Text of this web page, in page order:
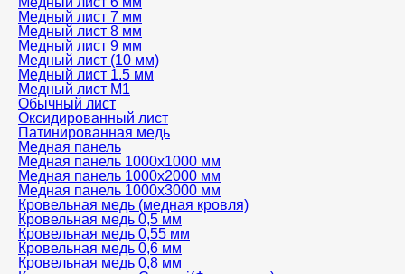
Медный лист 7 мм
Медный лист 8 мм
Медный лист 9 мм
Медный лист (10 мм)
Медный лист 1.5 мм
Медный лист М1
Обычный лист
Оксидированный лист
Патинированная медь
Медная панель
Медная панель 1000x1000 мм
Медная панель 1000x2000 мм
Медная панель 1000x3000 мм
Кровельная медь (медная кровля)
Кровельная медь 0,5 мм
Кровельная медь 0,55 мм
Кровельная медь 0,6 мм
Кровельная медь 0,8 мм